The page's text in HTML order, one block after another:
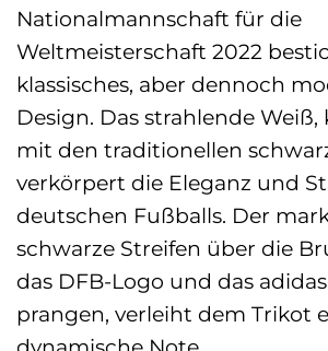
Nationalmannschaft für die
Weltmeisterschaft 2022
klassisches, aber dennoch
Design. Das strahlende
mit den traditionellen
verkörpert die Eleganz und
deutschen Fußballs. Der
schwarze Streifen über die
das DFB-Logo und das
prangen, verleiht dem Trikot